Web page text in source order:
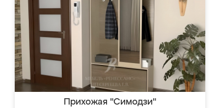
Прихожая "Симодзи"